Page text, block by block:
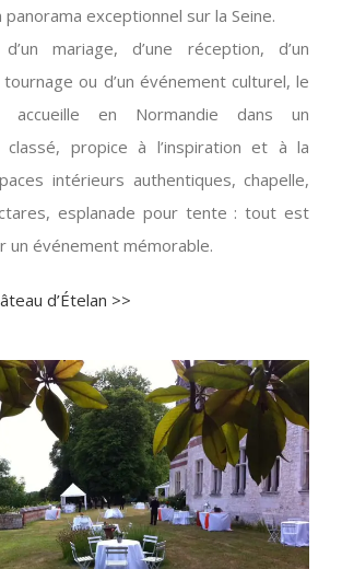
panorama exceptionnel sur la Seine.
d’un mariage, d’une réception, d’un
tournage ou d’un événement culturel, le
accueille en Normandie dans un
classé, propice à l’inspiration et à la
intérieurs authentiques, chapelle,
esplanade pour tente : tout est
un événement mémorable.
d’Ételan >>